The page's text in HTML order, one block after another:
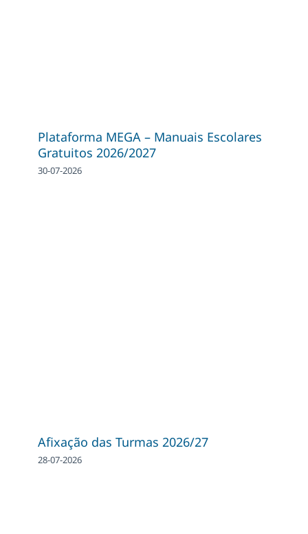
Plataforma MEGA – Manuais Escolares
Gratuitos 2026/2027
30-07-2026
Afixação das Turmas 2026/27
28-07-2026